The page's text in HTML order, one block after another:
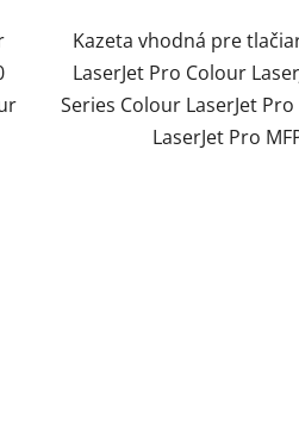
Kazeta vhodná pre
LaserJet Pro Colour
Series Colour LaserJet
LaserJet Pro